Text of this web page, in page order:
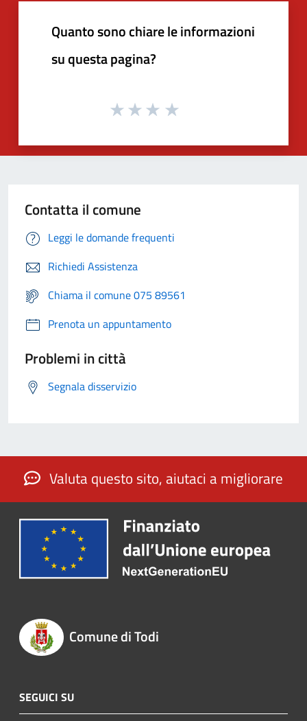
Quanto sono chiare le informazioni
su questa pagina?
Contatta il comune
Leggi le domande frequenti
Richiedi Assistenza
Chiama il comune 075 89561
Prenota un appuntamento
Problemi in città
Segnala disservizio
Valuta questo sito, aiutaci a migliorare
Comune di Todi
SEGUICI SU